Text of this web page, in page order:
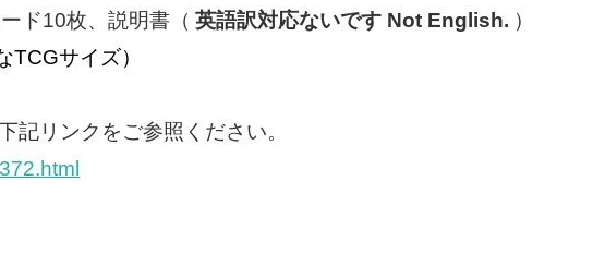
ド10枚、説明書（ 英語訳対応ないです Not English. ）
サイズ）
記リンクをご参照ください。